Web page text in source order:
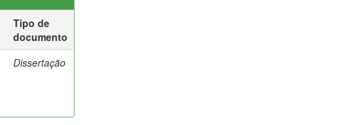
Tipo de
documento
Dissertação